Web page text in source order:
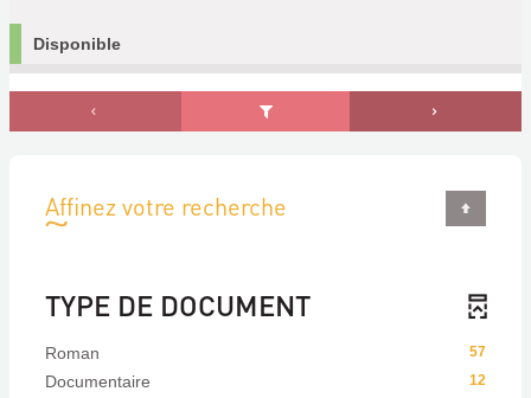
Disponible
Affinez votre recherche
TYPE DE DOCUMENT
57
Roman
12
Documentaire